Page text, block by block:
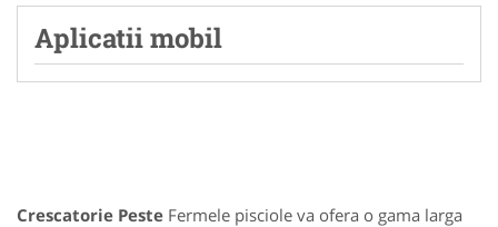
Aplicatii mobil
Crescatorie Peste Fermele pisciole va ofera o gama larga